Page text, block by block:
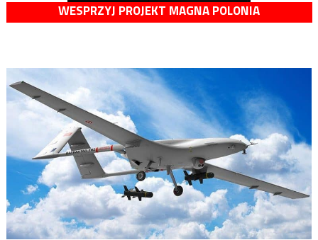
WESPRZYJ PROJEKT MAGNA POLONIA